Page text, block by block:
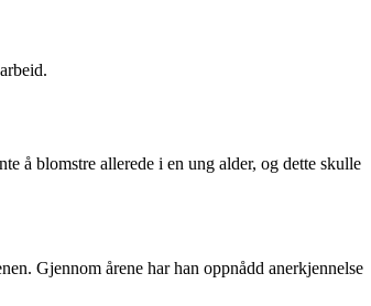
å blomstre allerede i en ung alder, og dette skulle
Gjennom årene har han oppnådd anerkjennelse